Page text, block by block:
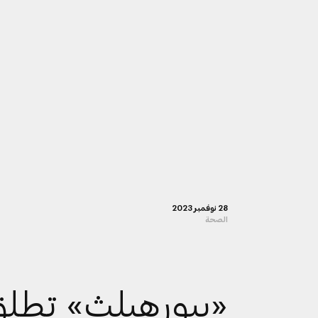
28 نوفمبر 2023
الصحة
«بيورهيلث»